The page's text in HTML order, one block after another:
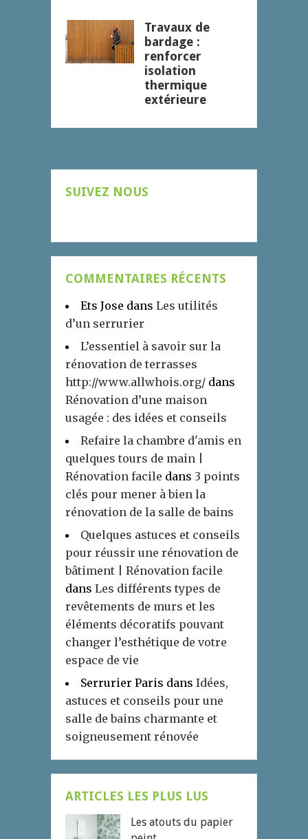
Travaux de
bardage :
renforcer
isolation
thermique
extérieure
SUIVEZ NOUS
COMMENTAIRES RÉCENTS
Ets Jose dans Les utilités
d’un serrurier
L’essentiel à savoir sur la
rénovation de terrasses
http://www.allwhois.org/ dans
Rénovation d’une maison
usagée : des idées et conseils
Refaire la chambre d'amis en
quelques tours de main |
Rénovation facile dans 3 points
clés pour mener à bien la
rénovation de la salle de bains
Quelques astuces et conseils
pour réussir une rénovation de
bâtiment | Rénovation facile
dans Les différents types de
revêtements de murs et les
éléments décoratifs pouvant
changer l’esthétique de votre
espace de vie
Serrurier Paris dans Idées,
astuces et conseils pour une
salle de bains charmante et
soigneusement rénovée
ARTICLES LES PLUS LUS
Les atouts du papier